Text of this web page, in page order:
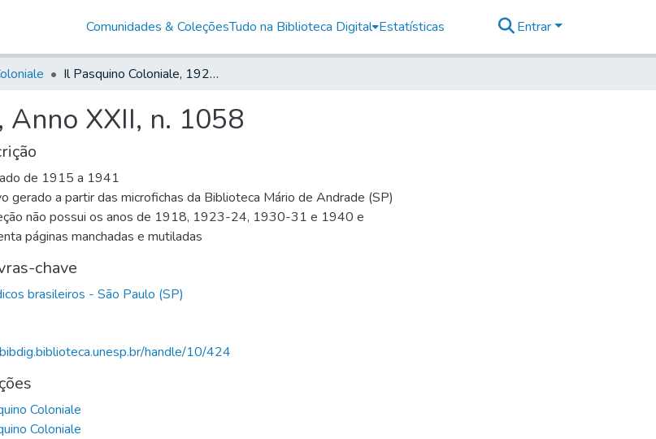
Comunidades & ColeçõesTudo na Biblioteca Digital Estatísticas Entrar
Il Pasquino Coloniale, 1929, Anno XXII, n. 1058
XXII, n. 1058
de 1915 a 1941
gerado a partir das microfichas da Biblioteca Mário de Andrade (SP)
não possui os anos de 1918, 1923-24, 1930-31 e 1940 e
páginas manchadas e mutiladas
chave
brasileiros - São Paulo (SP)
handle/10/424
Coloniale
Coloniale